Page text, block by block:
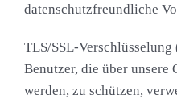
datenschutzfreundliche
TLS/SSL-
Benutzer, die über unsere
werden, zu schützen,